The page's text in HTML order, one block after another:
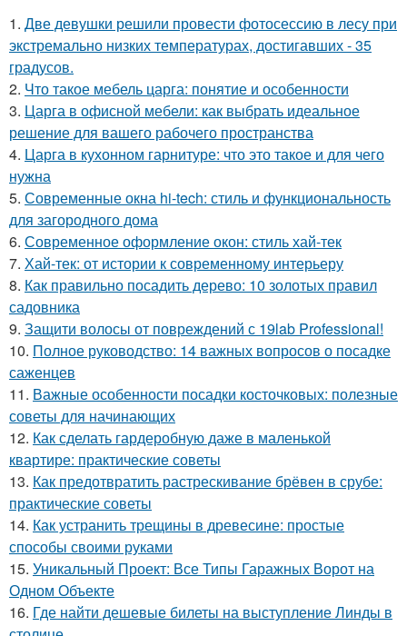
1. Две девушки решили провести фотосессию в лесу при
экстремально низких температурах, достигавших - 35
градусов.
2. Что такое мебель царга: понятие и особенности
3. Царга в офисной мебели: как выбрать идеальное
решение для вашего рабочего пространства
4. Царга в кухонном гарнитуре: что это такое и для чего
нужна
5. Современные окна hi-tech: стиль и функциональность
для загородного дома
6. Современное оформление окон: стиль хай-тек
7. Хай-тек: от истории к современному интерьеру
8. Как правильно посадить дерево: 10 золотых правил
садовника
9. Защити волосы от повреждений с 19lab Professional!
10. Полное руководство: 14 важных вопросов о посадке
саженцев
11. Важные особенности посадки косточковых: полезные
советы для начинающих
12. Как сделать гардеробную даже в маленькой
квартире: практические советы
13. Как предотвратить растрескивание брёвен в срубе:
практические советы
14. Как устранить трещины в древесине: простые
способы своими руками
15. Уникальный Проект: Все Типы Гаражных Ворот на
Одном Объекте
16. Где найти дешевые билеты на выступление Линды в